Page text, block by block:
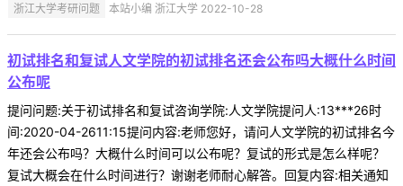
浙江大学考研问题 本站小编 浙江大学 2022-10-28
初试排名和复试人文学院的初试排名还会公布吗大概什么时间
公布呢
提问问题:关于初试排名和复试咨询学院:人文学院提问人:13***26时
间:2020-04-2611:15提问内容:老师您好，请问人文学院的初试排名今
年还会公布吗？大概什么时间可以公布呢？复试的形式是怎么样呢？
复试大概会在什么时间进行？谢谢老师耐心解答。回复内容:相关通知